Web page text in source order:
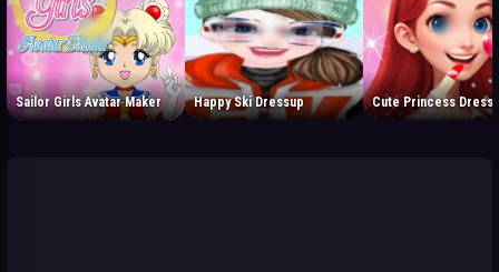
Sailor Girls Avatar Maker Happy Ski Dressup Cute Princess Dress